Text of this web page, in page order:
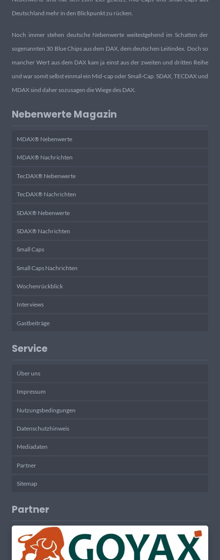
Deutschland mehr in den Blickpunkt zu rücken.
Noch immer stehen deutsche Nebenwerte weitestgehend im Schatten der
sogenannten 30 Blue Chips aus dem DAX, dem deutschen Leitindex. Doch so
mancher Wert aus dem DAX kam ja einst aus der zweiten und dritten Reihe
und war somit selbst einmal ein Mid-cap oder Small-Cap. SDAX, TECDAX und
MDAX sind daher sozusagen die Wiege des DAX.
Nebenwerte Magazin
MDAX® Nebenwerte
MDAX® Nachrichten
TecDAX® Nebenwerte
TecDAX® Nachrichten
SDAX® Nebenwerte
SDAX® Nachrichten
Small Caps
Small Caps Nachrichten
Wochenrückblick
Interviews
Gastbeiträge
Service
Über uns
Impressum
Nutzungsbedingungen
Datenschutzhinweis
Mediadaten
Partner
Sitemap
Partner